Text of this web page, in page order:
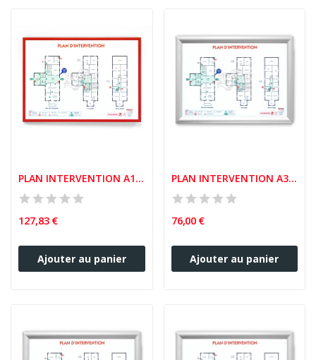
PLAN INTERVENTION A1 CADRE ALUMINIUM
127,83 €
Ajouter au panier
PLAN INTERVENTION A3 CADRE AMOVIBLE CLIC CLAC
76,00 €
Ajouter au panier